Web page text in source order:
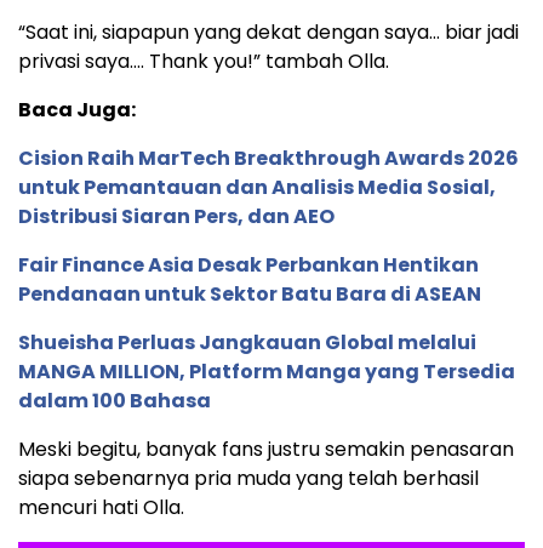
“Saat ini, siapapun yang dekat dengan saya… biar jadi
privasi saya…. Thank you!” tambah Olla.
Baca Juga:
Cision Raih MarTech Breakthrough Awards 2026
untuk Pemantauan dan Analisis Media Sosial,
Distribusi Siaran Pers, dan AEO
Fair Finance Asia Desak Perbankan Hentikan
Pendanaan untuk Sektor Batu Bara di ASEAN
Shueisha Perluas Jangkauan Global melalui
MANGA MILLION, Platform Manga yang Tersedia
dalam 100 Bahasa
Meski begitu, banyak fans justru semakin penasaran
siapa sebenarnya pria muda yang telah berhasil
mencuri hati Olla.